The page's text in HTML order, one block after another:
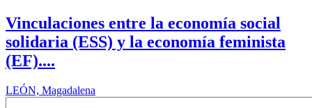
Vinculaciones entre la economía social
solidaria (ESS) y la economía feminista
(EF)....
LEÓN, Magadalena